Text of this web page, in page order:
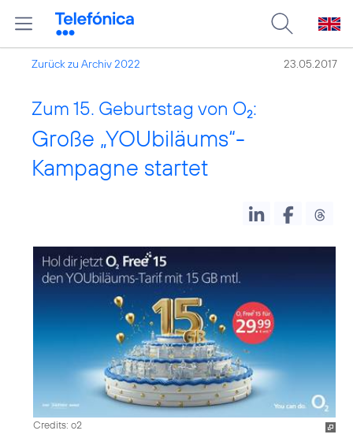
Zurück zu Archiv 2022 23.05.2017
Zum 15. Geburtstag von O2:
Große „YOUbiläums“-
Kampagne startet
Credits: o2